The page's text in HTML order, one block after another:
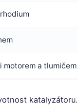
motorem a tlumičem
katalyzátoru.